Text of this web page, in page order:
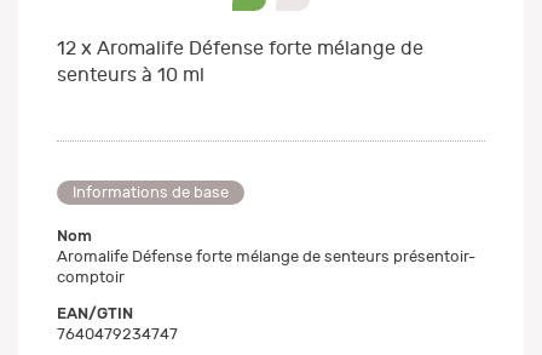
12 x Aromalife Défense forte mélange de
senteurs à 10 ml
Informations de base
Nom
Aromalife Défense forte mélange de senteurs présentoir-
comptoir
EAN/GTIN
7640479234747